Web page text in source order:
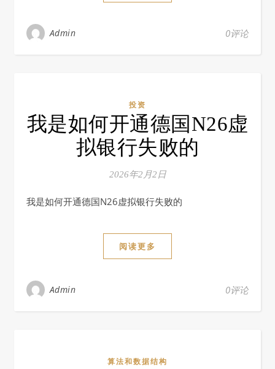
Admin 0评论
投资
我是如何开通德国N26虚
拟银行失败的
2026年2月2日
我是如何开通德国N26虚拟银行失败的
阅读更多
Admin 0评论
算法和数据结构